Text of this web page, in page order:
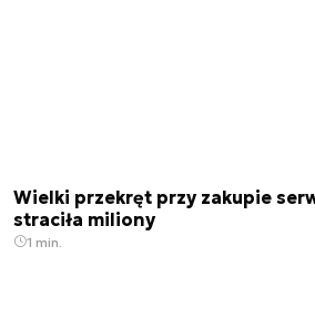
Wielki przekręt przy zakupie
straciła miliony
1 min.